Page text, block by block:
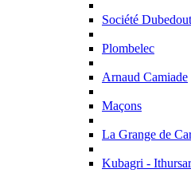
Société
Plombelec
Arnaud Camiade
Maçons
La Grange de
Kubagri -